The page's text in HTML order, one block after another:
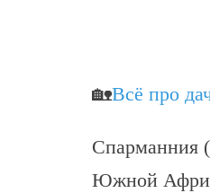
🏡Всё про
Спарманния
Южной